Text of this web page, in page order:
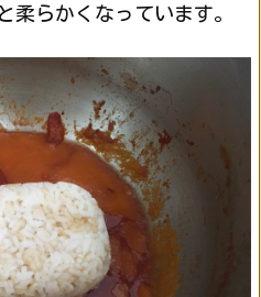
柔らかくなっています。